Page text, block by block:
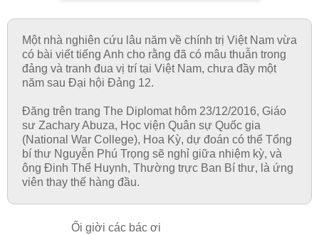
Một nhà nghiên cứu lâu năm về chính trị Việt Nam vừa
có bài viết tiếng Anh cho rằng đã có mâu thuẫn trong
đảng và tranh đua vị trí tại Việt Nam, chưa đầy một
năm sau Đại hội Đảng 12.
Đăng trên trang The Diplomat hôm 23/12/2016, Giáo
sư Zachary Abuza, Học viện Quân sự Quốc gia
(National War College), Hoa Kỳ, dự đoán có thể Tổng
bí thư Nguyễn Phú Trọng sẽ nghỉ giữa nhiệm kỳ, và
ông Đinh Thế Huynh, Thường trực Ban Bí thư, là ứng
viên thay thế hàng đầu.
Ối giời các bác ơi